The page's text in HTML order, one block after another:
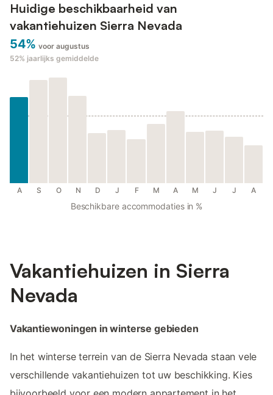
Huidige beschikbaarheid van
vakantiehuizen Sierra Nevada
54% voor augustus
52% jaarlijks gemiddelde
A S O N D J F M A M J J A
Beschikbare accommodaties in %
Vakantiehuizen in Sierra
Nevada
Vakantiewoningen in winterse gebieden
In het winterse terrein van de Sierra Nevada staan vele
verschillende vakantiehuizen tot uw beschikking. Kies